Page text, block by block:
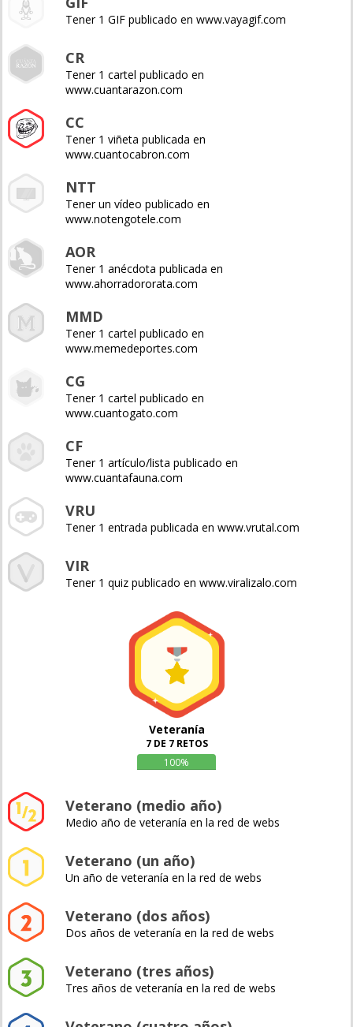
Tener 1 GIF publicado en www.vayagif.com
CR
Tener 1 cartel publicado en
www.cuantarazon.com
CC
Tener 1 viñeta publicada en
www.cuantocabron.com
NTT
Tener un vídeo publicado en
www.notengotele.com
AOR
Tener 1 anécdota publicada en
www.ahorradororata.com
MMD
Tener 1 cartel publicado en
www.memedeportes.com
CG
Tener 1 cartel publicado en
www.cuantogato.com
CF
Tener 1 artículo/lista publicado en
www.cuantafauna.com
VRU
Tener 1 entrada publicada en www.vrutal.com
VIR
Tener 1 quiz publicado en www.viralizalo.com
Veteranía
7 DE 7 RETOS
100%
Veterano (medio año)
Medio año de veteranía en la red de webs
Veterano (un año)
Un año de veteranía en la red de webs
Veterano (dos años)
Dos años de veteranía en la red de webs
Veterano (tres años)
Tres años de veteranía en la red de webs